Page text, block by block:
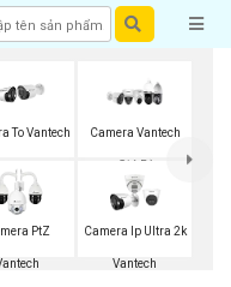
To Vantech Camera Vantech
Giá Rẻ
PtZ Camera Ip Ultra 2k
Vantech